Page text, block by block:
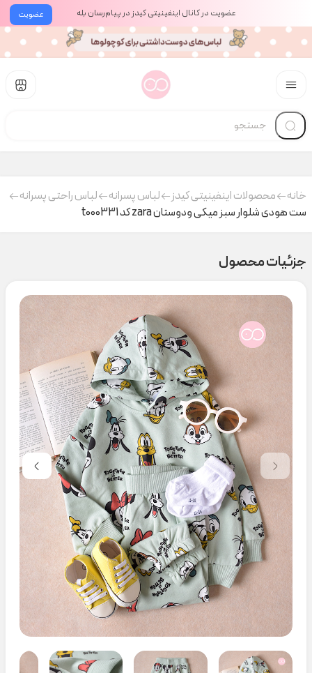
عضویت عضویت در کانال اینفینیتی کیدز در پیام‌رسان بله
خانه محصولات اینفینیتی کیدز لباس پسرانه
لباس راحتی پسرانه
ست هودی شلوار سبز میکی ودوستان zara کد t000331
جزئیات محصول